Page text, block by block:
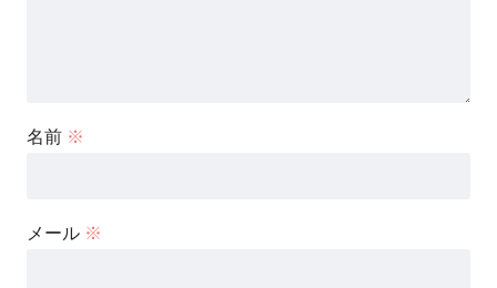
名前 ※
メール ※